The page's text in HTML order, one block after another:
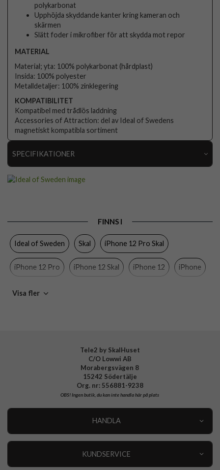
polykarbonat
Upphöjda skyddande kanter kring kameran och
skärmen
Slätt foder i mikrofiber för att skydda mot repor
MATERIAL
Material; yta: 100% polykarbonat (hårdplast)
Insida: 100% polyester
Metalldetaljer: 100% zinklegering
KOMPATIBILITET
Kompatibel med trådlös laddning
Accessories of Attraction: del av Ideal of Swedens
magnetiskt kompatibla sortiment
SPECIFIKATIONER
Trådlös laddning-kompatibel
Färg
Hårdplast (PC)
Tillverkarens art nr
FINNS I
Ideal of Sweden Skal iPhone 12 Pro Skal
iPhone 12 Pro iPhone 12 Skal iPhone 12 iPhone
Mobiltillbehör
Visa fler
Tele2 by SkalHuset
C/O Lowwi AB
Morabergsvägen 8
15242 Södertälje
Org. nr: 556881-9238
OBS!Ingen butik, du kan inte handla här på plats
HANDLA
KUNDSERVICE